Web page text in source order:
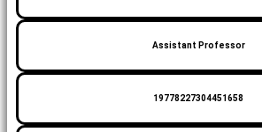
Assistant Professor
19778227304451658